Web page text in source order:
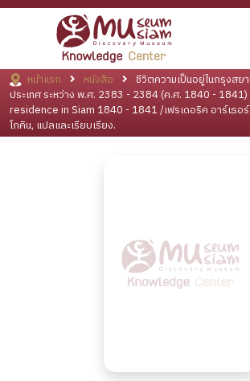
หน้าแรก หนังสือ
ชีวิตความเป็นอยู่ในกรุงสย
ประเทศ ระหว่าง พ.ศ. 2383 - 2384 (ค.ศ. 1840 -
residence in Siam 1840 - 1841 /เฟรเดอริค อาร์เธอ
โภคิน, แปลและเรียบเรียง.